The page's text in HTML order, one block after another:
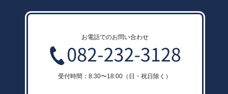
お電話でのお問い合わせ
受付時間：8:30〜18:00（日・祝日除く）